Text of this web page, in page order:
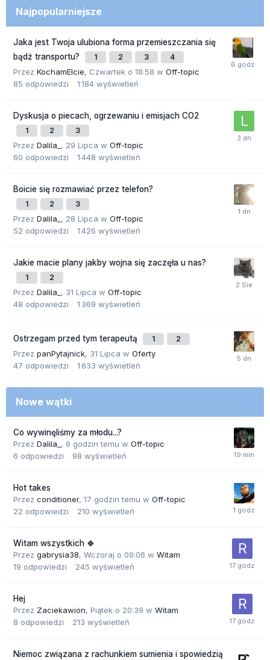
Najpopularniejsze
Jaka jest Twoja ulubiona forma przemieszczania się
bądź transportu?
1 2 3 4
Przez KochamElcie, Czwartek o 18:58 w Off-topic
85 odpowiedzi 1 184 wyświetleń
Dyskusja o piecach, ogrzewaniu i emisjach CO2
1 2 3
Przez Dalila_ , 29 Lipca w Off-topic
60 odpowiedzi 1 448 wyświetleń
Boicie się rozmawiać przez telefon?
1 2 3
Przez Dalila_ , 28 Lipca w Off-topic
52 odpowiedzi 1 426 wyświetleń
Jakie macie plany jakby wojna się zaczęła u nas?
1 2
Przez Dalila_ , 31 Lipca w Off-topic
48 odpowiedzi 1 369 wyświetleń
Ostrzegam przed tym terapeutą 1 2
Przez panPytajnick, 31 Lipca w Oferty
47 odpowiedzi 1 633 wyświetleń
Nowe wątki
Co wywinęliśmy za młodu...?
Przez Dalila_ , 6 godzin temu w Off-topic
6 odpowiedzi 98 wyświetleń
Hot takes
Przez conditioner, 17 godzin temu w Off-topic
22 odpowiedzi 210 wyświetleń
Witam wszystkich 🍀
Przez gabrysia38, Wczoraj o 09:06 w Witam
19 odpowiedzi 245 wyświetleń
Hej
Przez Zaciekawion, Piątek o 20:39 w Witam
8 odpowiedzi 213 wyświetleń
Niemoc związana z rachunkiem sumienia i spowiedzią